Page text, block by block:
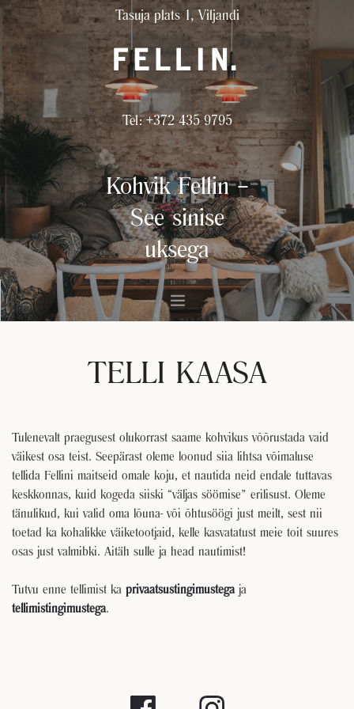
Tasuja plats 1, Viljandi
Tel: +372 435 9795
Kohvik Fellin –
See sinise
uksega
MENÜÜ
SÜNDMUSED
BRONEERI LAUD
KONTAKT
IN ENGLISH
TELLI KAASA
Tulenevalt praegusest olukorrast saame kohvikus võõrustada vaid
väikest osa teist. Seepärast oleme loonud siia lihtsa võimaluse
tellida Fellini maitseid omale koju, et nautida neid endale tuttavas
keskkonnas, kuid kogeda siiski “väljas söömise” erilisust. Oleme
tänulikud, kui valid oma lõuna- või õhtusöögi just meilt, sest nii
toetad ka kohalikke väiketootjaid, kelle kasvatatust meie toit suures
osas just valmibki. Aitäh sulle ja head nautimist!
Tutvu enne tellimist ka privaatsustingimustega ja
tellimistingimustega.